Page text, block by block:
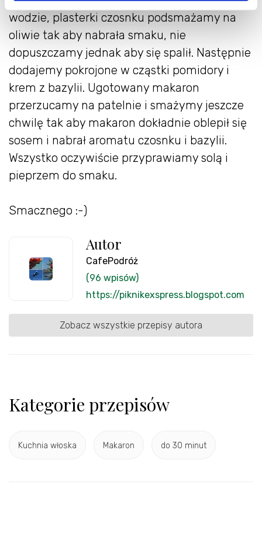
wodzie, plasterki czosnku podsmażamy na
oliwie tak aby nabrała smaku, nie
dopuszczamy jednak aby się spalił. Następnie
dodajemy pokrojone w cząstki pomidory i
krem z bazylii. Ugotowany makaron
przerzucamy na patelnie i smażymy jeszcze
chwilę tak aby makaron dokładnie oblepił się
sosem i nabrał aromatu czosnku i bazylii.
Wszystko oczywiście przyprawiamy solą i
pieprzem do smaku.
Smacznego :-)
Autor
CafePodróż
(96 wpisów)
https://piknikexspress.blogspot.com
Zobacz wszystkie przepisy autora
Kategorie przepisów
Kuchnia włoska Makaron do 30 minut